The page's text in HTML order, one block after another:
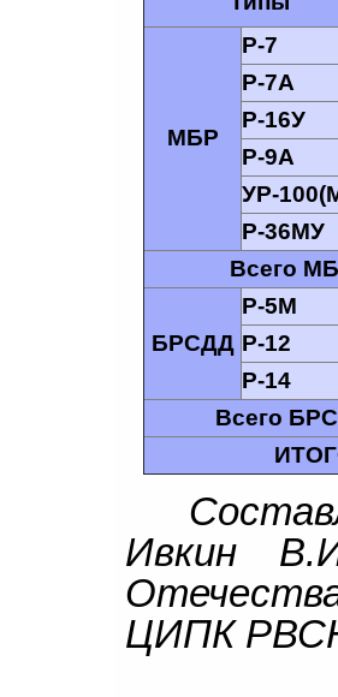
МБР
Р-7
Р-7А
Р-16У
Р-9А
УР-
Р-36МУ
Всего
БРСДД
Р-5М
Р-12
Р-14
Всего
Ивкин
ЦИПК